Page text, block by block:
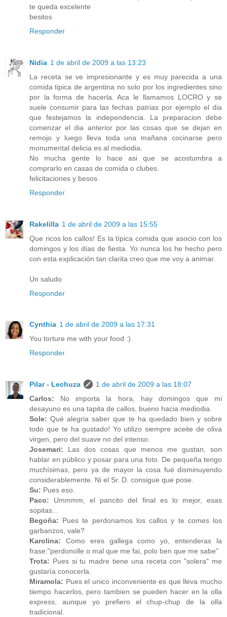
te queda excelente
besitos
Responder
Nidia 1 de abril de 2009 a las 13:23
La receta se ve impresionante y es muy parecida a una
comida tipica de argentina no solo por los ingredientes sino
por la forma de hacerla. Aca le llamamos LOCRO y se
suele consumir para las fechas patrias por ejemplo el dia
que festejamos la independencia. La preparacion debe
comenzar el dia anterior por las cosas que se dejan en
remojo y luego lleva toda una mañana cocinarse pero
monumental delicia es al mediodia.
No mucha gente lo hace asi que se acostumbra a
comprarlo en casas de comida o clubes.
felicitaciones y besos
Responder
Rakelilla 1 de abril de 2009 a las 15:55
Que ricos los callos! Es la típica comida que asocio con los
domingos y los días de fiesta. Yo nunca los he hecho pero
con esta explicación tan clarita creo que me voy a animar.
Un saludo
Responder
Cynthia 1 de abril de 2009 a las 17:31
You torture me with your food :)
Responder
Pilar - Lechuza
1 de abril de 2009 a las 18:07
Carlos: No importa la hora, hay domingos que mi
desayuno es una tapita de callos, bueno hacia mediodia.
Sole: Qué alegria saber que te ha quedado bien y sobre
todo que te ha gustado! Yo utilizo siempre aceite de oliva
virgen, pero del suave no del intenso.
Josemari: Las dos cosas que menos me gustan, son
hablar en público y posar para una foto. De pequeña tengo
muchísimas, pero ya de mayor la cosa fué disminuyendo
considerablemente. Ni el Sr. D. consigue que pose.
Su: Pues eso.
Paco: Ummmm, el pancito del final es lo mejor, esas
sopitas...
Begoña: Pues te perdonamos los callos y te comes los
garbanzos, vale?
Karolina: Como eres gallega como yo, entenderas la
frase:"perdonolle o mal que me fai, polo ben que me sabe"
Trota: Pues si tu madre tiene una receta con "solera" me
gustaría conocerla.
Miramola: Pues el unico inconveniente es que lleva mucho
tiempo hacerlos, pero tambien se pueden hacer en la olla
express, aunque yo prefiero el chup-chup de la olla
tradicional.